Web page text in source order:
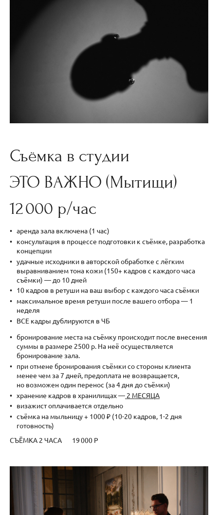
Съёмка в студии
ЭТО ВАЖНО (Мытищи)
12 000 р/час
аренда зала включена (1 час)
консультация в процессе подготовки к съёмке, разработка
концепции
удачные исходники в авторской обработке с лёгким
выравниванием тона кожи (150+ кадров с каждого часа
съёмки) — до 10 дней
10 кадров в ретуши на ваш выбор с каждого часа съёмки
максимальное время ретуши после вашего отбора — 1
неделя
ВСЕ кадры дублируются в ЧБ
бронирование места на съёмку происходит после внесения
суммы в размере 2500 р. На неё осуществляется
бронирование зала.
при отмене бронирования съёмки со стороны клиента
менее чем за 7 дней, предоплата не возвращается,
но возможен один перенос (за 4 дня до съёмки)
хранение кадров в хранилищах — 2 МЕСЯЦА
визажист оплачивается отдельно
съёмка на мыльницу + 1000 ₽ (10-20 кадров, 1-2 дня
готовность)
СЪЁМКА 2 ЧАСА 19 000 Р